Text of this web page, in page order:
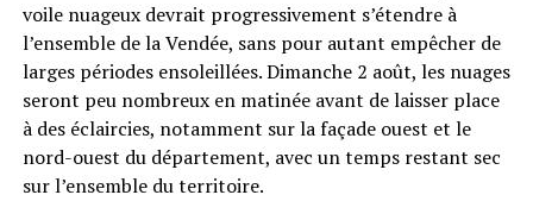
voile nuageux devrait progressivement s’étendre à
l’ensemble de la Vendée, sans pour autant empêcher de
larges périodes ensoleillées. Dimanche 2 août, les nuages
seront peu nombreux en matinée avant de laisser place
à des éclaircies, notamment sur la façade ouest et le
nord-ouest du département, avec un temps restant sec
sur l’ensemble du territoire.